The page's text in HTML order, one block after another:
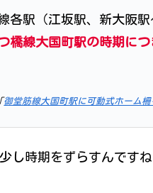
各駅（江坂駅、新大阪
橋線大国町駅の時期に
御堂筋線大国町駅に可動式ホーム柵
し時期をずらすんです